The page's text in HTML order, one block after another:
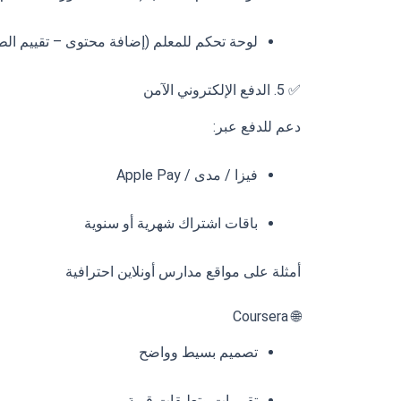
لوحة تحكم للمعلم (إضافة محتوى – تقييم
✅ 5. الدفع الإلكتروني الآمن
دعم للدفع عبر:
فيزا / مدى / Apple Pay
باقات اشتراك شهرية أو سنوية
أمثلة على مواقع مدارس أونلاين احترافية
🌐 Coursera
تصميم بسيط وواضح